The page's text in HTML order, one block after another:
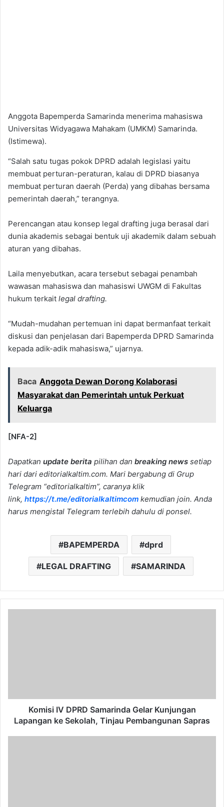
Anggota Bapemperda Samarinda menerima mahasiswa
Universitas Widyagawa Mahakam (UMKM) Samarinda.
(Istimewa).
“Salah satu tugas pokok DPRD adalah legislasi yaitu
membuat perturan-peraturan, kalau di DPRD biasanya
membuat perturan daerah (Perda) yang dibahas bersama
pemerintah daerah,” terangnya.
Perencangan atau konsep legal drafting juga berasal dari
dunia akademis sebagai bentuk uji akademik dalam sebuah
aturan yang dibahas.
Laila menyebutkan, acara tersebut sebagai penambah
wawasan mahasiswa dan mahasiswi UWGM di Fakultas
hukum terkait legal drafting.
“Mudah-mudahan pertemuan ini dapat bermanfaat terkait
diskusi dan penjelasan dari Bapemperda DPRD Samarinda
kepada adik-adik mahasiswa,” ujarnya.
Baca Anggota Dewan Dorong Kolaborasi
Masyarakat dan Pemerintah untuk Perkuat
Keluarga
[NFA-2]
Dapatkan update berita pilihan dan breaking news setiap
hari dari editorialkaltim.com. Mari bergabung di Grup
Telegram “editorialkaltim”, caranya klik
link, https://t.me/editorialkaltimcom kemudian join. Anda
harus mengistal Telegram terlebih dahulu di ponsel.
BAPEMPERDA dprd
LEGAL DRAFTING SAMARINDA
Sekolah,
Pembangunan
Komisi IV DPRD Samarinda Gelar Kunjungan
Lapangan ke Sekolah, Tinjau Pembangunan Sapras